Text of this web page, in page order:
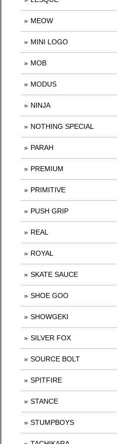
MEOW
MINI LOGO
MOB
MODUS
NINJA
NOTHING SPECIAL
PARAH
PREMIUM
PRIMITIVE
PUSH GRIP
REAL
ROYAL
SKATE SAUCE
SHOE GOO
SHOWGEKI
SILVER FOX
SOURCE BOLT
SPITFIRE
STANCE
STUMPBOYS